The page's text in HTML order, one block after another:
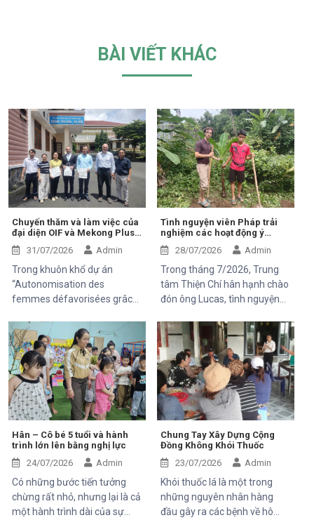
BÀI VIẾT KHÁC
Chuyến thăm và làm việc của
đại diện OIF và Mekong Plus
tại cộng đồng dự án
31/07/2026 Admin
Trong khuôn khổ dự án
“Autonomisation des
femmes défavorisées grâce
économique et à l'accès aux
soins de santé 2025–2028”,
Trung tâm Thiện Chí vinh dự
đón tiếp ông Kaloyan Kolev,
đại diện đơn vị tài trợ
Organisation internationale
de la Francophonie (OIF), và
ông Bernard Kervyn, đại diện
Mekong Plus, trong chuyến
công tác tại xã Tánh Linh, Bắc
Ruộng và Hàm Kiệm, tỉnh
Lâm Đồng.
Tình nguyện viên Pháp trải
nghiệm các hoạt động ý
nghĩa tại Trung tâm Thiện Chí
28/07/2026 Admin
Trong tháng 7/2026, Trung
tâm Thiện Chí hân hạnh chào
đón ông Lucas, tình nguyện
chuyến thăm và trải nghiệm
các hoạt động của dự án do
Mekong Plus tài trợ tại địa
phương.
Hân – Cô bé 5 tuổi và hành
trình lớn lên bằng nghị lực
24/07/2026
Admin
Có những bước tiến tưởng
chừng rất nhỏ, nhưng lại là cả
một hành trình dài của sự
Chung Tay Xây Dựng Cộng
Đồng Không Khói Thuốc
23/07/2026
Admin
Khói thuốc lá là một trong
những nguyên nhân hàng
đầu gây ra các bệnh về hô